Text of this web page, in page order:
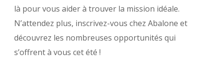
là pour vous aider à trouver la mission idéale.
N’attendez plus, inscrivez-vous chez Abalone et
découvrez les nombreuses opportunités qui
s’offrent à vous cet été !